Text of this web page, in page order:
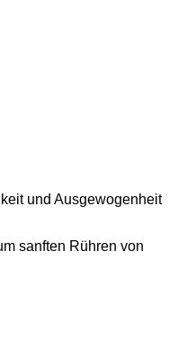
und Ausgewogenheit
sanften Rühren von